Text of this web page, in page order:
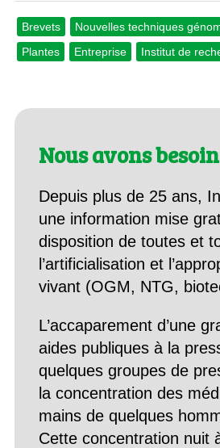
Brevets
Nouvelles techniques
Plantes
Entreprise Institut de
Nous avons
Depuis plus de 25 ans,
une information mise
disposition de toutes et
l’artificialisation et
vivant (OGM, NTG,
L’accaparement d’une
aides publiques à la
quelques groupes de
la concentration des
mains de quelques
Cette concentration nuit